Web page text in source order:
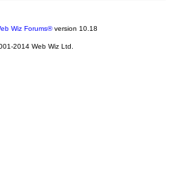
Wiz Forums®version 10.18
2014 Web Wiz Ltd.